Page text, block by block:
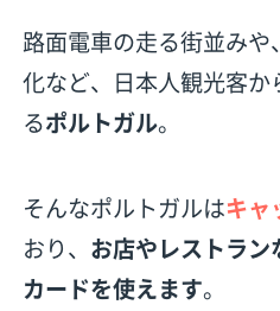
路面電車の走る街並み
化など、日本人観光客
るポルトガル。
そんなポルトガルはキャ
おり、 お店やレストラ
カードを使えます。